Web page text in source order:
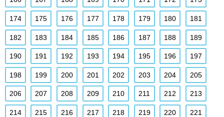
174 175 176 177 178 179 180 181
182 183 184 185 186 187 188 189
190 191 192 193 194 195 196 197
198 199 200 201 202 203 204 205
206 207 208 209 210 211 212 213
214 215 216 217 218 219 220 221